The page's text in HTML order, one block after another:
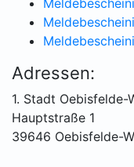
Adressen:
1. Stadt Oebisfelde-
Hauptstraße 1
39646 Oebisfelde-